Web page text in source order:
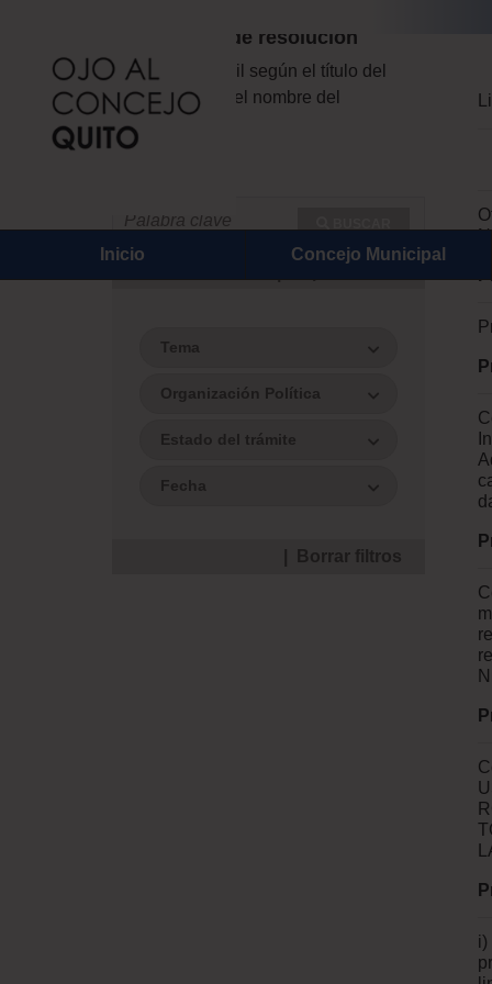
Inicio Concejo Municipal
Proyectos de resolución
Búsqueda fácil según el título del
documento o el nombre del
proponente.
Tema
Organización Política
Estado del trámite
Fecha
| Borrar filtros
i)